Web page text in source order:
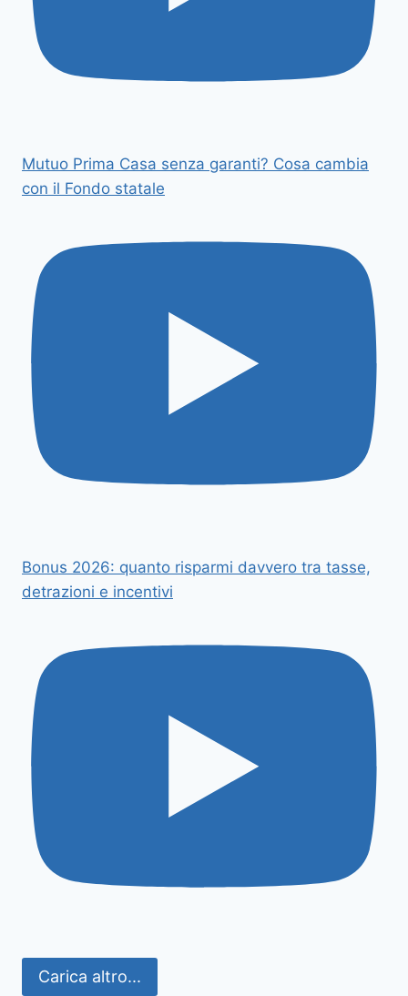
Mutuo Prima Casa senza garanti? Cosa cambia
con il Fondo statale
Bonus 2026: quanto risparmi davvero tra tasse,
detrazioni e incentivi
Carica altro...